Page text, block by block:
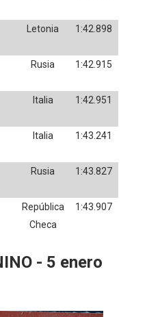
Letonia 1:42.898
Rusia 1:42.915
Italia 1:42.951
Italia 1:43.241
Rusia 1:43.827
República
Checa
1:43.907
- 5 enero